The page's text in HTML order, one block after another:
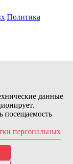
Политика
данные
посещаемость
персональных